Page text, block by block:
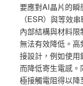
要應對AI晶片的瞬
（ESR）與等效
內部結構與材料
無法有效降低。
接設計，例如使
而降低寄生電感
極接觸電阻得以